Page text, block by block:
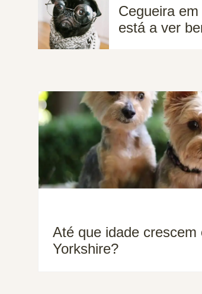
Cegueira
está a ver
Até que idade crescem
Yorkshire?